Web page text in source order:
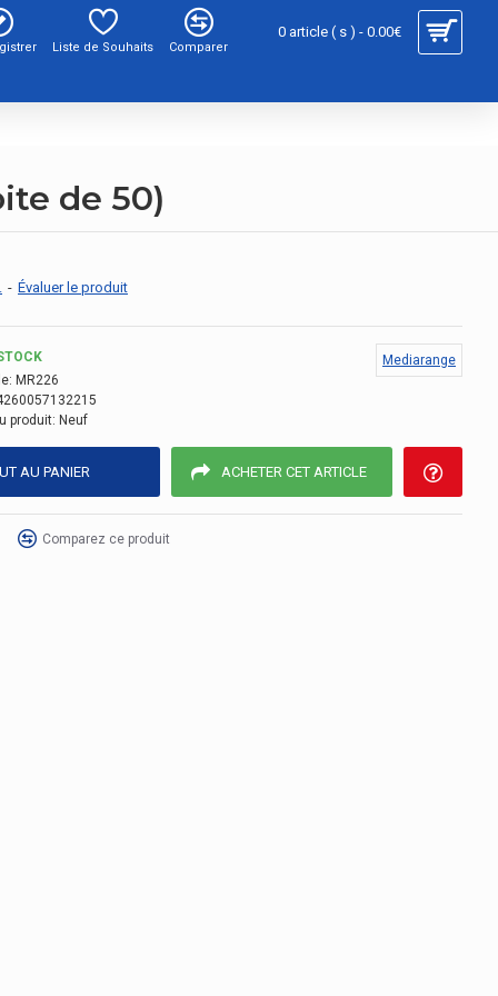
Liste de Souhaits Comparer
0 article ( s ) - 0.00€
de 50)
- Évaluer le produit
MR226
produit: Neuf
Mediarange
AU PANIER ACHETER CET ARTICLE
Comparez ce produit